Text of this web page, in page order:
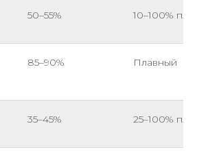
50–55% 10–100%
85–90% Плавный
35–45% 25–100%